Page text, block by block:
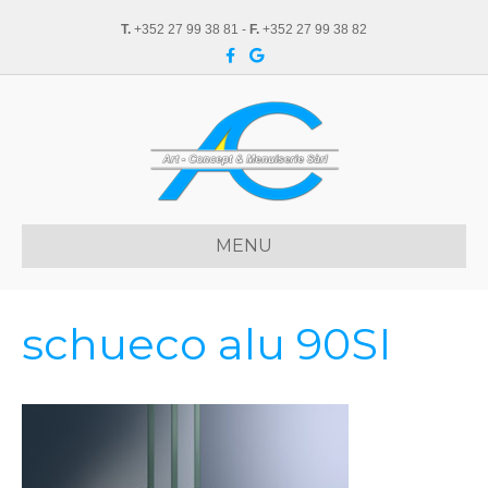
T. +352 27 99 38 81 - F. +352 27 99 38 82
c
o
o
k
G
o
l
e
MENU
schueco alu 90SI